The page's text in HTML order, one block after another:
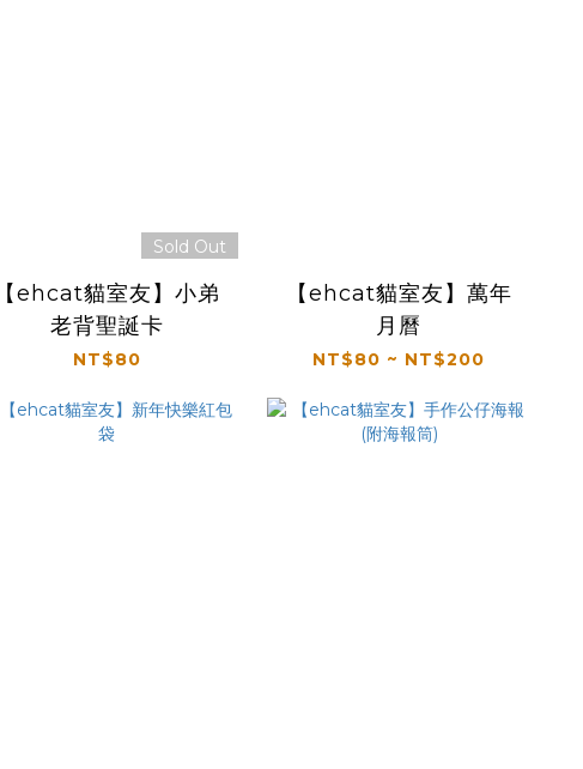
Sold Out
【ehcat貓室友】小弟
老背聖誕卡
NT$80
【ehcat貓室友】萬年
月曆
NT$80 ~ NT$200